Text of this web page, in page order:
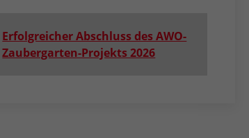
Erfolgreicher Abschluss des AWO-
Zaubergarten-Projekts 2026